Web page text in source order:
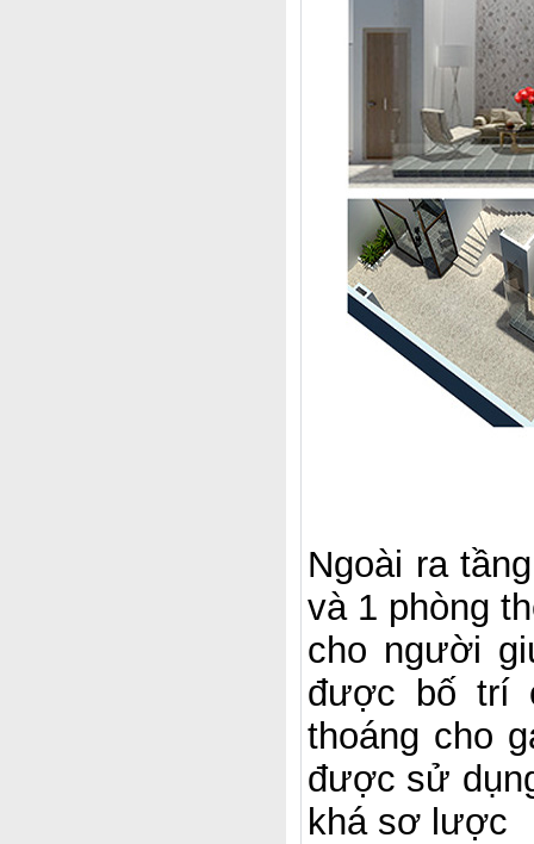
Ngoài ra
và 1 phòng
cho người
được bố trí
thoáng cho
được sử
khá sơ lược